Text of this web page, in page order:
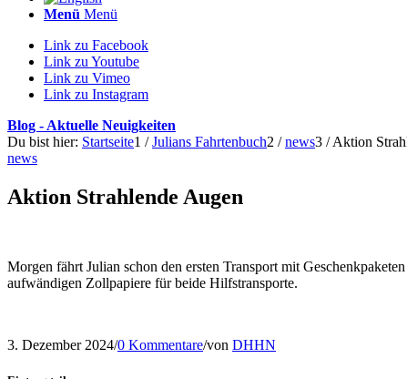
Menü Menü
Link zu Facebook
Link zu Youtube
Link zu Vimeo
Link zu Instagram
Blog - Aktuelle Neuigkeiten
Du bist hier: Startseite1 / Julians Fahrtenbuch2 / news3 / Aktion
news
Aktion Strahlende Augen
Morgen fährt Julian schon den ersten Transport mit
aufwändigen Zollpapiere für beide Hilfstransporte.
3. Dezember 2024/0 Kommentare/von DHHN